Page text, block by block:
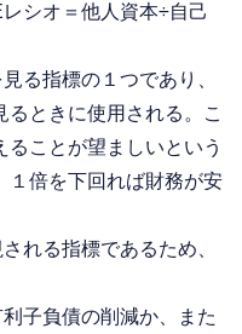
シオ＝他人資本÷自己
る指標の１つであり、
ときに使用される。こ
ことが望ましいという
１倍を下回れば財務が安
れる指標であるため、
子負債の削減か、また